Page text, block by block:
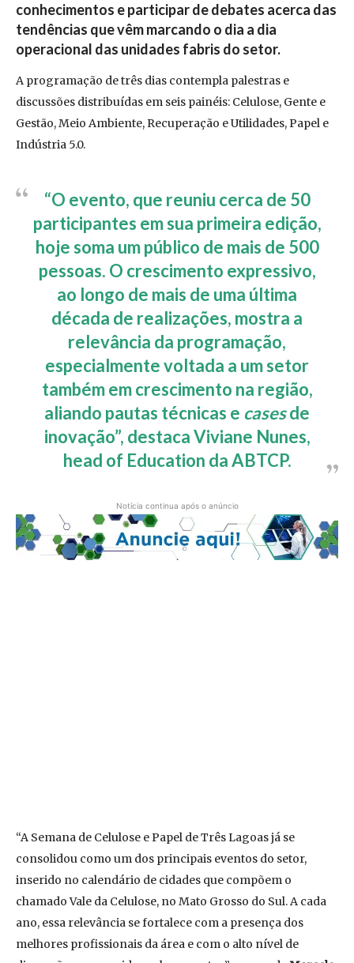
conhecimentos e participar de debates acerca das
tendências que vêm marcando o dia a dia
operacional das unidades fabris do setor.
A programação de três dias contempla palestras e
discussões distribuídas em seis painéis: Celulose, Gente e
Gestão, Meio Ambiente, Recuperação e Utilidades, Papel e
Indústria 5.0.
“O evento, que reuniu cerca de 50
participantes em sua primeira edição,
hoje soma um público de mais de 500
pessoas. O crescimento expressivo,
ao longo de mais de uma última
década de realizações, mostra a
relevância da programação,
especialmente voltada a um setor
também em crescimento na região,
aliando pautas técnicas e casesde
inovação”, destacaViviane Nunes,
head of Education da ABTCP.
Notícia continua após o anúncio
“A Semana de Celulose e Papel de Três Lagoas já se
consolidou como um dos principais eventos do setor,
inserido no calendário de cidades que compõem o
chamado Vale da Celulose, no Mato Grosso do Sul. A cada
ano, essa relevância se fortalece com a presença dos
melhores profissionais da área e com o alto nível de